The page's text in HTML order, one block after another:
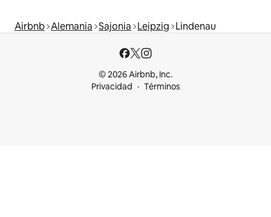
Airbnb Alemania Sajonia Leipzig Lindenau
© 2026 Airbnb, Inc.
Privacidad
Términos